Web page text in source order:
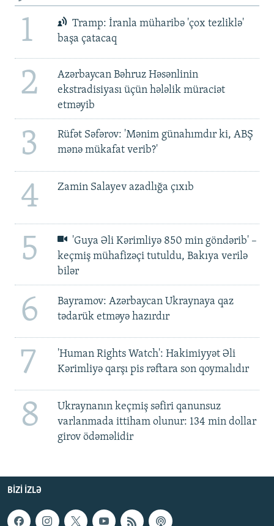
1
Tramp: İranla müharibə 'çox tezliklə'
başa çatacaq
2
Azərbaycan Bəhruz Həsənlinin
ekstradisiyası üçün hələlik müraciət
etməyib
3
Rüfət Səfərov: 'Mənim günahımdır ki, ABŞ
mənə mükafat verib?'
4 Zamin Salayev azadlığa çıxıb
5
'Guya Əli Kərimliyə 850 min göndərib' –
keçmiş mühafizəçi tutuldu, Bakıya verilə
bilər
6
Bayramov: Azərbaycan Ukraynaya qaz
tədarük etməyə hazırdır
7
'Human Rights Watch': Hakimiyyət Əli
Kərimliyə qarşı pis rəftara son qoymalıdır
8
Ukraynanın keçmiş səfiri qanunsuz
varlanmada ittiham olunur: 134 min dollar
girov ödəməlidir
BIZI IZLƏ